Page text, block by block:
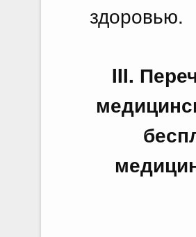
здоровью.
III.